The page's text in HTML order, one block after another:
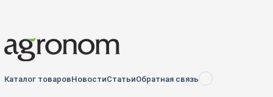
Каталог товаровНовостиСтатьиОбратная связь RSS